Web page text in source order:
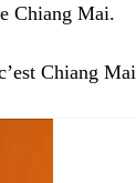
Chiang Mai.
Chiang